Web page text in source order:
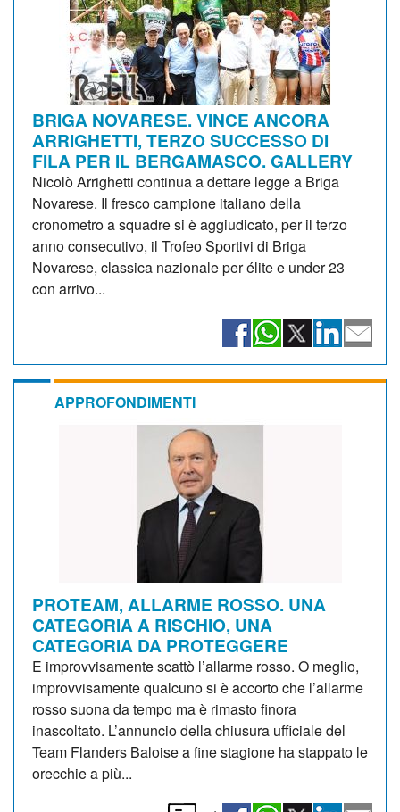
BRIGA NOVARESE. VINCE ANCORA
ARRIGHETTI, TERZO SUCCESSO DI
FILA PER IL BERGAMASCO. GALLERY
Nicolò Arrighetti continua a dettare legge a Briga
Novarese. Il fresco campione italiano della
cronometro a squadre si è aggiudicato, per il terzo
anno consecutivo, il Trofeo Sportivi di Briga
Novarese, classica nazionale per élite e under 23
con arrivo...
APPROFONDIMENTI
PROTEAM, ALLARME ROSSO. UNA
CATEGORIA A RISCHIO, UNA
CATEGORIA DA PROTEGGERE
E improvvisamente scattò l’allarme rosso. O meglio,
improvvisamente qualcuno si è accorto che l’allarme
rosso suona da tempo ma è rimasto finora
inascoltato. L’annuncio della chiusura ufficiale del
Team Flanders Baloise a fine stagione ha stappato le
orecchie a più...